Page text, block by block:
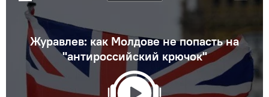
Журавлев: как Молдове не попасть на
"антироссийский крючок"